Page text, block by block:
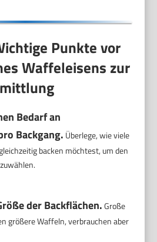
Punkte vor
Waffeleisens zur
Bedarf an
Backgang. Überlege, wie viele
backen möchtest, um den
der Backflächen.Große
größere Waffeln, verbrauchen aber